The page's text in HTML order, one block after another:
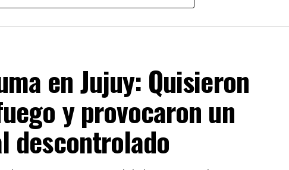
y merienda):Crecieron de 1.445.270 raciones a
5.340.528 raciones alimentarias en lo que va
básico a la alimentación de niños, niñas, adolescentes y
y horarios de mayor demanda
en Jujuy: Quisieron
y provocaron un
descontrolado